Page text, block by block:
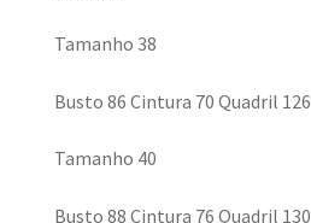
Tamanho 38
Busto 86 Cintura 70 Quadril 126
Tamanho 40
Busto 88 Cintura 76 Quadril 130